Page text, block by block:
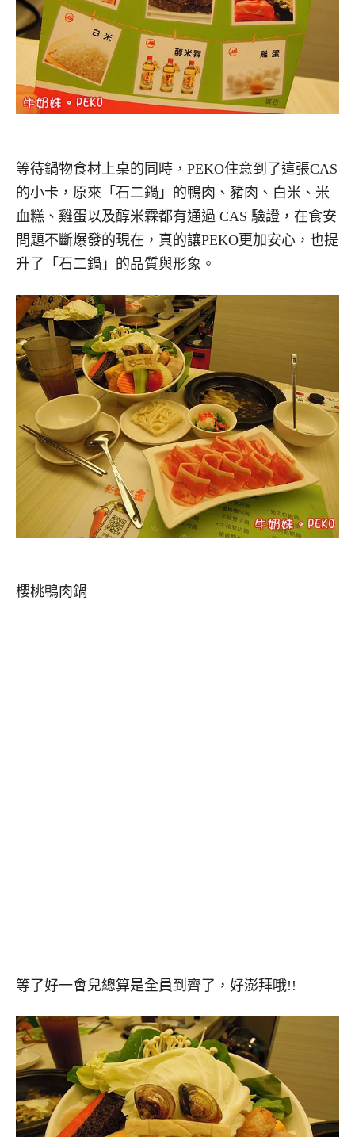
等待鍋物食材上桌的同時，PEKO住意到了這張CAS
的小卡，原來「石二鍋」的鴨肉、豬肉、白米、米
血糕、雞蛋以及醇米霖都有通過 CAS 驗證，在食安
問題不斷爆發的現在，真的讓PEKO更加安心，也提
升了「石二鍋」的品質與形象。
櫻桃鴨肉鍋
等了好一會兒總算是全員到齊了，好澎拜哦!!